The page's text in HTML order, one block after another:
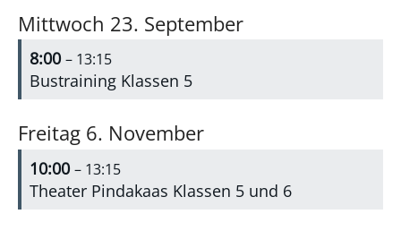
Mittwoch 23. September
8:00– 13:15
Bustraining Klassen 5
Freitag 6. November
10:00– 13:15
Theater Pindakaas Klassen 5 und 6